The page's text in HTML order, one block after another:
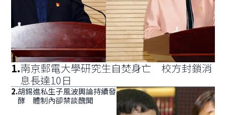
1.南京郵電大學研究生自焚身亡 校方封鎖消
息長達10日
2.胡錫進私生子風波輿論持續發
酵 體制內卻禁談醜聞